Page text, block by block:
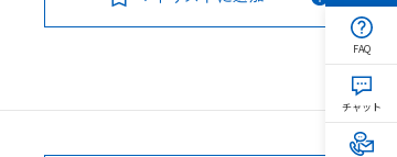
FAQ
チャット